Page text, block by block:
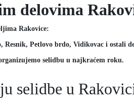
delovima
Rakovice:
Resnik, Petlovo brdo, Vidikovac i ostali
selidbu u najkraćem roku.
selidbe u